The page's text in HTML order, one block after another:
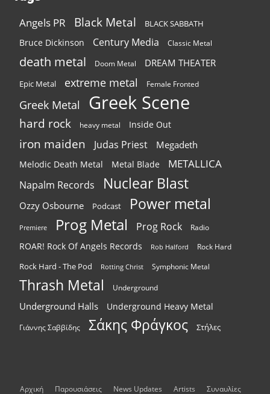
Angels PR Black Metal BLACK SABBATH
Bruce Dickinson Century Media Classic Metal
death metal Doom Metal DREAM THEATER
Epic Metal extreme metal Female Fronted
Greek Metal Greek Scene
hard rock heavy metal Inside Out
iron maiden Judas Priest Megadeth
Melodic Death Metal Metal Blade METALLICA
Napalm Records Nuclear Blast
Ozzy Osbourne Podcast Power metal
Premiere Prog Metal Prog Rock Radio
ROAR! Rock Of Angels Records Rob Halford Rock Hard
Rock Hard - The Pod Rotting Christ Symphonic Metal
Thrash Metal Underground
Underground Halls Underground Heavy Metal
Γιάννης Σαββίδης Σάκης Φράγκος Στήλες
Αρχική Παρουσιάσεις News Updates Artists Συναυλίες